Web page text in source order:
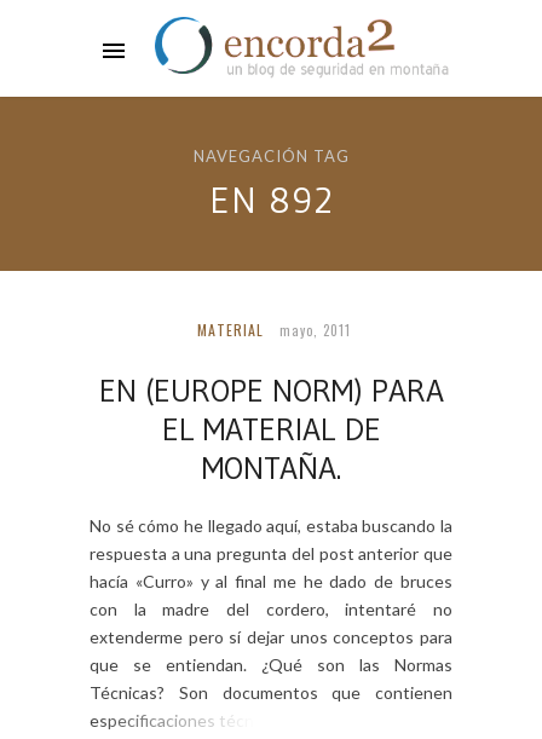
NAVEGACIÓN TAG
EN 892
MATERIAL mayo, 2011
EN (EUROPE NORM) PARA
EL MATERIAL DE
MONTAÑA.
No sé cómo he llegado aquí, estaba buscando la
respuesta a una pregunta del post anterior que
hacía «Curro» y al final me he dado de bruces
con la madre del cordero, intentaré no
extenderme pero sí dejar unos conceptos para
que se entiendan. ¿Qué son las Normas
Técnicas? Son documentos que contienen
especificaciones técnicas […]